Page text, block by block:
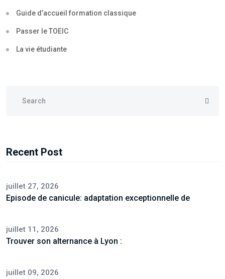
Guide d’accueil formation classique
Passer le TOEIC
La vie étudiante
Recent Post
juillet 27, 2026
Episode de canicule: adaptation exceptionnelle de
juillet 11, 2026
Trouver son alternance à Lyon :
juillet 09, 2026